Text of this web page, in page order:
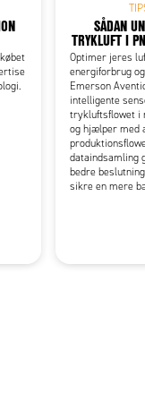
SÅDAN
TRYKLUFT I
Optimer jeres
energiforbrug
Emerson
intelligente
trykluftsflowet i
og hjælper med
dataindsamling
bedre
sikre en mere